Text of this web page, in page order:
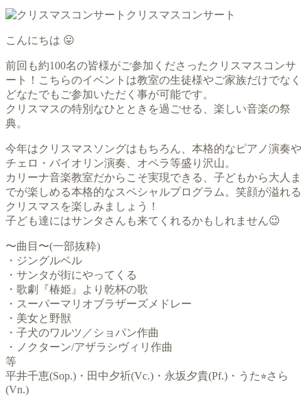
クリスマスコンサート
こんにちは 😛
前回も約100名の皆様がご参加くださったクリスマスコンサ
ート！こちらのイベントは教室の生徒様やご家族だけでなく
どなたでもご参加いただく事が可能です。
クリスマスの特別なひとときを過ごせる、楽しい音楽の祭
典。
今年はクリスマスソングはもちろん、本格的なピアノ演奏や
チェロ・バイオリン演奏、オペラ等盛り沢山。
カリーナ音楽教室だからこそ実現できる、子どもから大人ま
でが楽しめる本格的なスペシャルプログラム。笑顔が溢れる
クリスマスを楽しみましょう！
子ども達にはサンタさんも来てくれるかもしれません😉
〜曲目〜(一部抜粋)
・ジングルベル
・サンタが街にやってくる
・歌劇『椿姫』より乾杯の歌
・スーパーマリオブラザーズメドレー
・美女と野獣
・子犬のワルツ／ショパン作曲
・ノクターン/アザラシヴィリ作曲
等
平井千恵(Sop.)・田中夕祈(Vc.)・永坂夕貴(Pf.)・うた⭐︎さら
(Vn.)